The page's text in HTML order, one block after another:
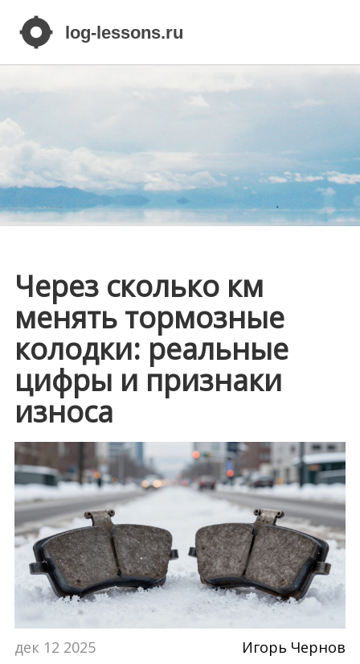
Через сколько км
менять тормозные
колодки: реальные
цифры и признаки
износа
дек 12 2025 Игорь Чернов